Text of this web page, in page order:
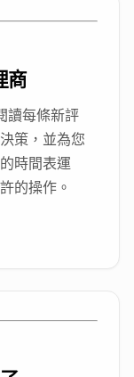
商
讀每條新評
策，並為您
時間表運
的操作。